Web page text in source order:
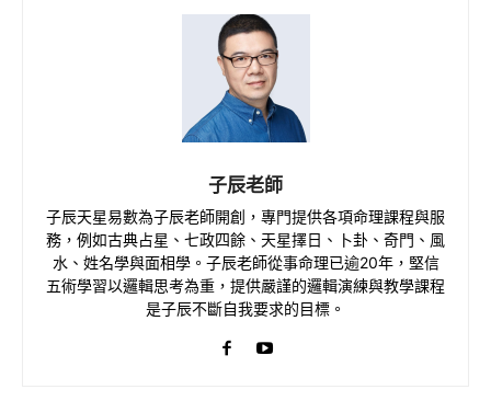
子辰老師
子辰天星易數為子辰老師開創，專門提供各項命理課程與服
務，例如古典占星、七政四餘、天星擇日、卜卦、奇門、風
水、姓名學與面相學。子辰老師從事命理已逾20年，堅信
五術學習以邏輯思考為重，提供嚴謹的邏輯演練與教學課程
是子辰不斷自我要求的目標。